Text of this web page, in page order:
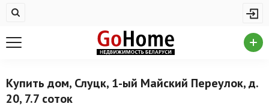
Купить квартиру
На сутки
Купить дом, Слуцк, 1-ый Майский Переулок, д.
20, 7.7 соток